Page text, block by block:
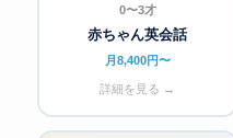
0〜3才
赤ちゃん英会話
月8,400円〜
詳細を見る →